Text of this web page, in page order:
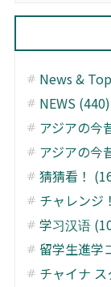
News &
NEWS (440)
アジアの
アジアの
猜猜看！
チャレンジ
学习汉语
留学生進学
チャイナ